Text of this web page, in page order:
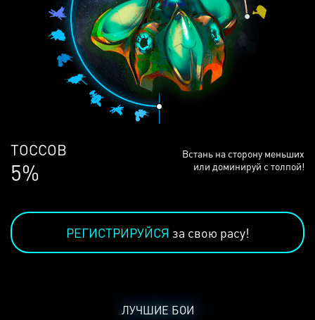
ЛЮДЕЙ
68%
Встань на сторону меньших
или доминируй с толпой!
РЕГИСТРИРУЙСЯ за свою расу!
ЛУЧШИЕ БОИ